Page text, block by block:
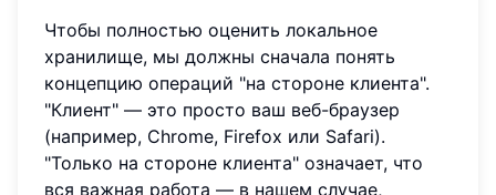
Чтобы полностью оценить локальное
хранилище, мы должны сначала понять
концепцию операций "на стороне клиента".
"Клиент" — это просто ваш веб-браузер
(например, Chrome, Firefox или Safari).
"Только на стороне клиента" означает, что
вся важная работа — в нашем случае,